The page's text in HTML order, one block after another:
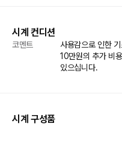
시계 컨디션
코멘트
사용감으로 인한
10만원의 추가 비
있으십니다.
시계 구성품